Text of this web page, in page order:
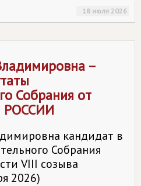
18 июля 2026
–
Собрания от
кандидат в
Собрания
VIII созыва
2026)